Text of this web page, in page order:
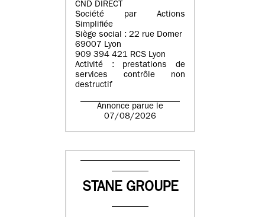
CND DIRECT
Société par Actions
Simplifiée
Siège social : 22 rue Domer
69007 Lyon
909 394 421 RCS Lyon
Activité : prestations de
services contrôle non
destructif
Annonce parue le
07/08/2026
STANE GROUPE